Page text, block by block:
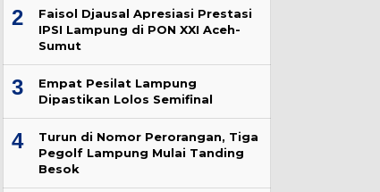
2
Faisol Djausal Apresiasi Prestasi
IPSI Lampung di PON XXI Aceh-
Sumut
3
Empat Pesilat Lampung
Dipastikan Lolos Semifinal
4
Turun di Nomor Perorangan, Tiga
Pegolf Lampung Mulai Tanding
Besok